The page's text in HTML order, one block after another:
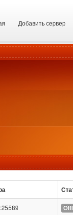
Добавить сервер